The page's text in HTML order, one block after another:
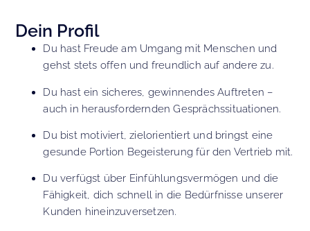
Dein Profil
Du hast Freude am Umgang mit Menschen und
gehst stets offen und freundlich auf andere zu.
Du hast ein sicheres, gewinnendes Auftreten –
auch in herausfordernden Gesprächssituationen.
Du bist motiviert, zielorientiert und bringst eine
gesunde Portion Begeisterung für den Vertrieb mit.
Du verfügst über Einfühlungsvermögen und die
Fähigkeit, dich schnell in die Bedürfnisse unserer
Kunden hineinzuversetzen.